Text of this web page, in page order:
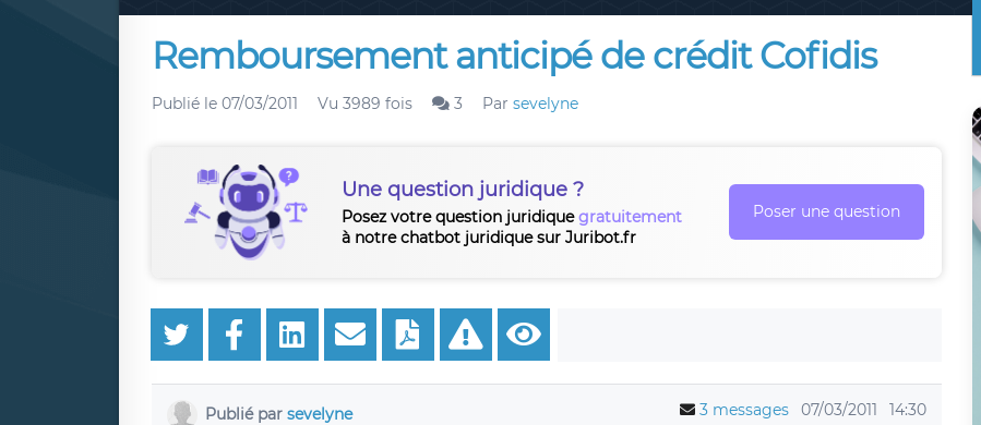
Remboursement anticipé de crédit Cofidis
Publié le 07/03/2011 Vu 3989 fois 3 Par sevelyne
Une question juridique ?
Posez votre question juridiquegratuitement
à notre chatbot juridique sur Juribot.fr
Poser une question
Publié par sevelyne 3 messages 07/03/2011 14:30